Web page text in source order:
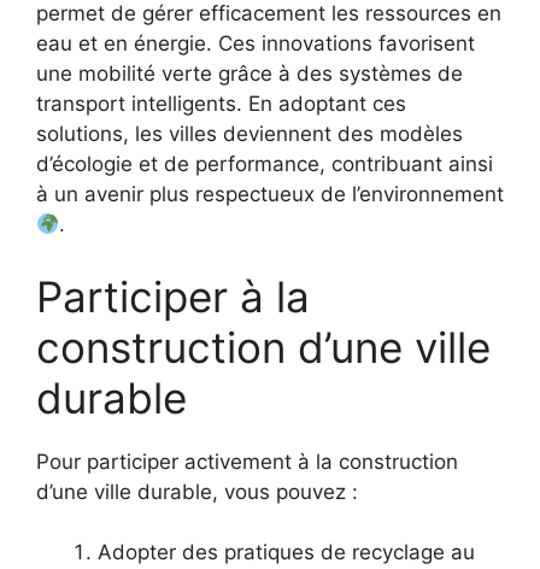
permet de gérer efficacement les ressources en
eau et en énergie. Ces innovations favorisent
une mobilité verte grâce à des systèmes de
transport intelligents. En adoptant ces
solutions, les villes deviennent des modèles
d’écologie et de performance, contribuant ainsi
à un avenir plus respectueux de l’environnement
.
Participer à la
construction d’une ville
durable
Pour participer activement à la construction
d’une ville durable, vous pouvez :
Adopter des pratiques de recyclage au